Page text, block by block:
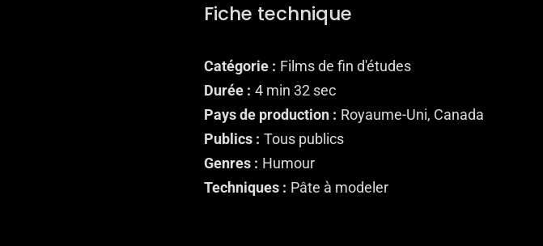
Fiche technique
Catégorie
Films de fin d'études
Durée
4 min 32 sec
Pays de production
Royaume-Uni, Canada
Publics
Tous publics
Genres
Humour
Techniques
Pâte à modeler